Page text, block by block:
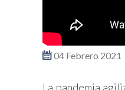
04 Febrero 2021
La pandemia